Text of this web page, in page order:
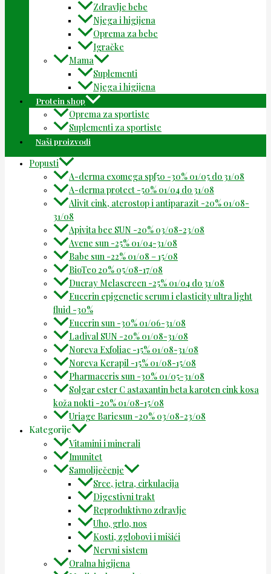
Zdravlje bebe
Njega i higijena
Oprema za bebe
Igračke
Mama
Suplementi
Njega i higijena
Protein shop
Oprema za sportiste
Suplementi za sportiste
Naši proizvodi
Popusti
A-derma exomega spf50 -30% 01/05 do 31/08
A-derma protect -50% 01/04 do 31/08
Alivit cink, aterostop i antiparazit -20% 01/08-
31/08
Apivita bee SUN -20% 03/08-23/08
Avene sun -25% 01/04-31/08
Babe sun -22% 01/08 – 15/08
BioTeo 20% 05/08-17/08
Ducray Melascreen -25% 01/04 do 31/08
Eucerin epigenetic serum i elasticity ultra light
fluid -30%
Eucerin sun -30% 01/06-31/08
Ladival SUN -20% 01/08-31/08
Noreva Exfoliac -15% 01/08-31/08
Noreva Kerapil -15% 01/08-15/08
Pharmaceris sun -30% 01/05-31/08
Solgar ester C astaxantin beta karoten cink kosa
koža nokti -20% 01/08-15/08
Uriage Bariesun -20% 03/08-23/08
Kategorije
Vitamini i minerali
Imunitet
Samoliječenje
Srce, jetra, cirkulacija
Digestivni trakt
Reproduktivno zdravlje
Uho, grlo, nos
Kosti, zglobovi i mišići
Nervni sistem
Oralna higijena